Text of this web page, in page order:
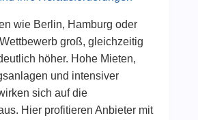
wie Berlin, Hamburg oder
groß, gleichzeitig
höher. Hohe Mieten,
und intensiver
sich auf die
Hier profitieren Anbieter mit